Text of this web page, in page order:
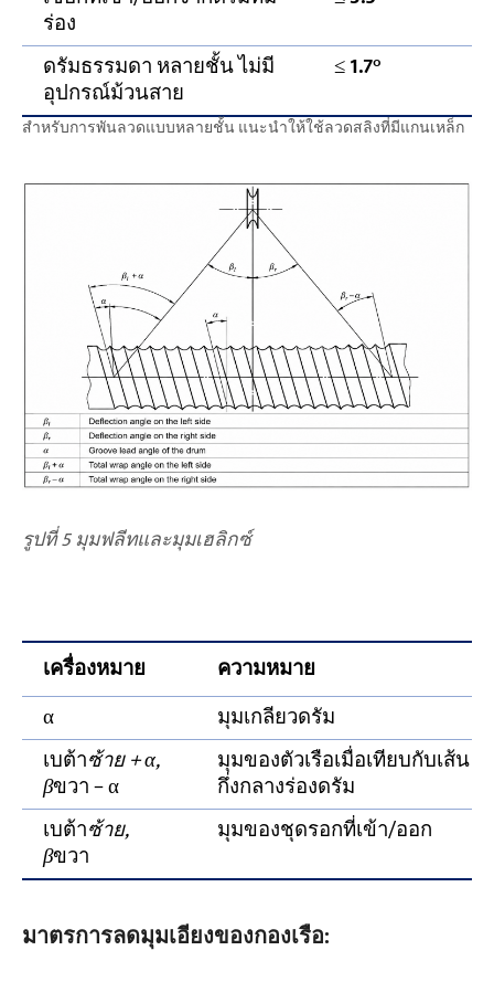
ร่อง
ดรัมธรรมดา หลายชั้น ไม่มี
อุปกรณ์ม้วนสาย
≤1.7°
สำหรับการพันลวดแบบหลายชั้น แนะนำให้ใช้ลวดสลิงที่มีแกนเหล็ก
รูปที่ 5 มุมฟลีทและมุมเฮลิกซ์
เครื่องหมาย
ความหมาย
α
มุมเกลียวดรัม
เบต้าซ้าย + α,
βขวา − α
มุมของตัวเรือเมื่อเทียบกับเส้น
กึ่งกลางร่องดรัม
เบต้าซ้าย,
βขวา
มุมของชุดรอกที่เข้า/ออก
มาตรการลดมุมเอียงของกองเรือ: